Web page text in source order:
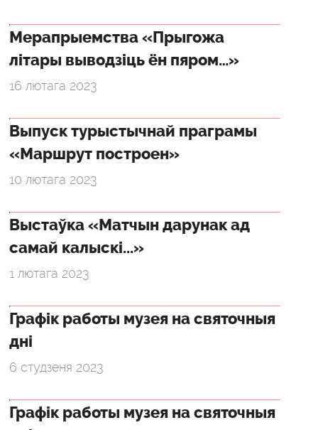
Мерапрыемства «Прыгожа
літары выводзіць ён пяром…»
16 лютага 2023
Выпуск турыстычнай праграмы
«Маршрут построен»
10 лютага 2023
Выстаўка «Матчын дарунак ад
самай калыскі...»
1 лютага 2023
Графік работы музея на святочныя
дні
6 студзеня 2023
Графік работы музея на святочныя